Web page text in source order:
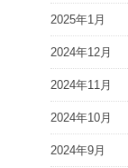
2025年1月
2024年12月
2024年11月
2024年10月
2024年9月